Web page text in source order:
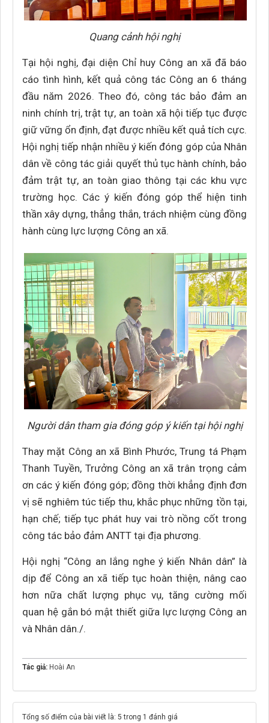
Quang cảnh hội nghị
Tại hội nghị, đại diện Chỉ huy Công an xã đã báo
cáo tình hình, kết quả công tác Công an 6 tháng
đầu năm 2026. Theo đó, công tác bảo đảm an
ninh chính trị, trật tự, an toàn xã hội tiếp tục được
giữ vững ổn định, đạt được nhiều kết quả tích cực.
Hội nghị tiếp nhận nhiều ý kiến đóng góp của Nhân
dân về công tác giải quyết thủ tục hành chính, bảo
đảm trật tự, an toàn giao thông tại các khu vực
trường học. Các ý kiến đóng góp thể hiện tinh
thần xây dựng, thẳng thắn, trách nhiệm cùng đồng
hành cùng lực lượng Công an xã.
Người dân tham gia đóng góp ý kiến tại hội nghị
Thay mặt Công an xã Bình Phước, Trung tá Phạm
Thanh Tuyền, Trưởng Công an xã trân trọng cảm
ơn các ý kiến đóng góp; đồng thời khẳng định đơn
vị sẽ nghiêm túc tiếp thu, khắc phục những tồn tại,
hạn chế; tiếp tục phát huy vai trò nồng cốt trong
công tác bảo đảm ANTT tại địa phương.
Hội nghị “Công an lắng nghe ý kiến Nhân dân” là
dịp để Công an xã tiếp tục hoàn thiện, nâng cao
hơn nữa chất lượng phục vụ, tăng cường mối
quan hệ gắn bó mật thiết giữa lực lượng Công an
và Nhân dân./.
Tác giả: Hoài An
Tổng số điểm của bài viết là: 5 trong 1 đánh giá